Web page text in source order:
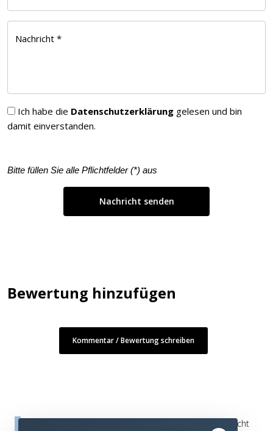
Nachricht *
Ich habe die Datenschutzerklärung gelesen und bin
damit einverstanden.
Bitte füllen Sie alle Pflichtfelder (*) aus
Bewertung hinzufügen
Kommentar / Bewertung schreiben
Die Bewertungen werden vor ihrer Veröffentlichung nicht